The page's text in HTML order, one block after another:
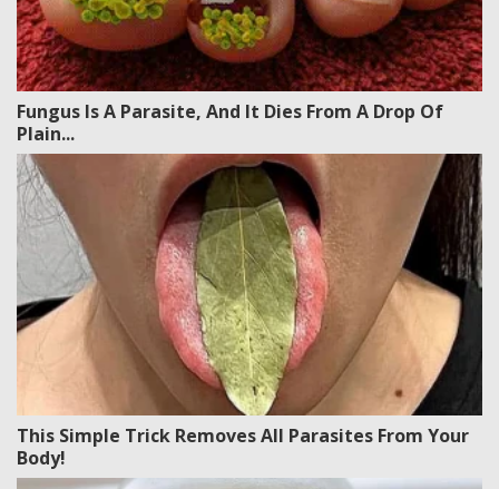
Fungus Is A Parasite, And It Dies From A Drop Of
Plain...
This Simple Trick Removes All Parasites From Your
Body!